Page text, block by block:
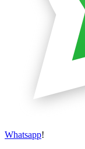
Whatsapp!